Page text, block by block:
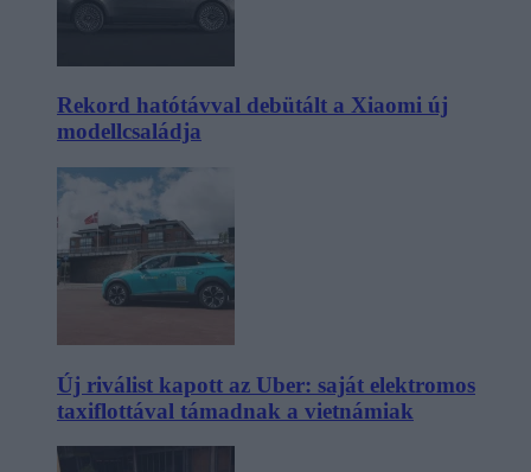
Rekord hatótávval debütált a Xiaomi új
modellcsaládja
Új riválist kapott az Uber: saját elektromos
taxiflottával támadnak a vietnámiak